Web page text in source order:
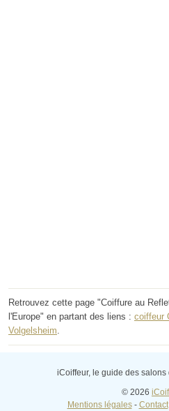
Retrouvez cette page "Coiffure au
l'Europe" en partant des liens : coiffeur
Volgelsheim.
iCoiffeur, le guide des
© 2026
Mentions légales- Contact